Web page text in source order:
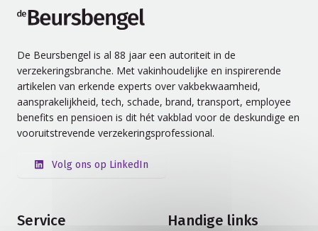
De Beursbengel is al 88 jaar een autoriteit in de
verzekeringsbranche. Met vakinhoudelijke en inspirerende
artikelen van erkende experts over vakbekwaamheid,
aansprakelijkheid, tech, schade, brand, transport, employee
benefits en pensioen is dit hét vakblad voor de deskundige en
vooruitstrevende verzekeringsprofessional.
Volg ons op LinkedIn
Service Handige links